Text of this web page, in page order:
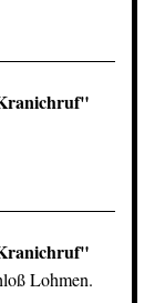
"
"
Lohmen.